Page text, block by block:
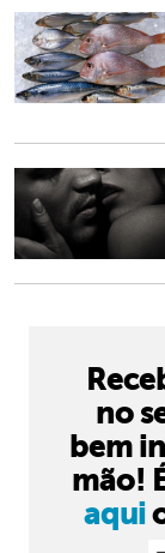
no
bem
mão!
aqui